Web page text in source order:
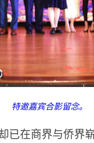
特邀嘉宾合影留念。
已在商界与侨界